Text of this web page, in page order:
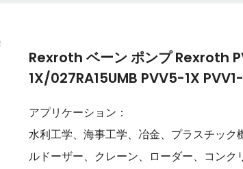
Rexroth ベーン ポンプ Rexroth
1X/027RA15UMB PVV5-1X
アプリケーション：
水利工学、海事工学、冶金、プラスチッ
ルドーザー、クレーン、ローダー、コン